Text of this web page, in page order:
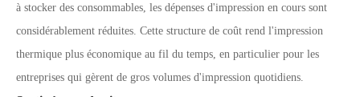
à stocker des consommables, les dépenses d'impression en cours sont
considérablement réduites. Cette structure de coût rend l'impression
thermique plus économique au fil du temps, en particulier pour les
entreprises qui gèrent de gros volumes d'impression quotidiens.